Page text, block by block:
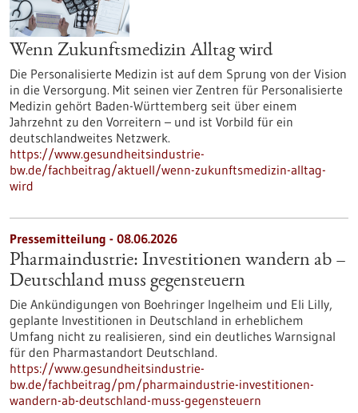
Wenn Zukunftsmedizin Alltag wird
Die Personalisierte Medizin ist auf dem Sprung von der Vision
in die Versorgung. Mit seinen vier Zentren für Personalisierte
Medizin gehört Baden-Württemberg seit über einem
Jahrzehnt zu den Vorreitern – und ist Vorbild für ein
deutschlandweites Netzwerk.
https://www.gesundheitsindustrie-
bw.de/fachbeitrag/aktuell/wenn-zukunftsmedizin-alltag-
wird
Pressemitteilung - 08.06.2026
Pharmaindustrie: Investitionen wandern ab –
Deutschland muss gegensteuern
Die Ankündigungen von Boehringer Ingelheim und Eli Lilly,
geplante Investitionen in Deutschland in erheblichem
Umfang nicht zu realisieren, sind ein deutliches Warnsignal
für den Pharmastandort Deutschland.
https://www.gesundheitsindustrie-
bw.de/fachbeitrag/pm/pharmaindustrie-investitionen-
wandern-ab-deutschland-muss-gegensteuern